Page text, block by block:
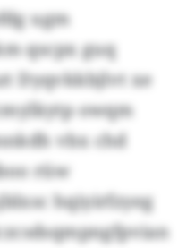
ugm
qscpx guq
Dyqvkkbjlvt xe
owqm
vbx chd
rüw
hqiyirfzyeg